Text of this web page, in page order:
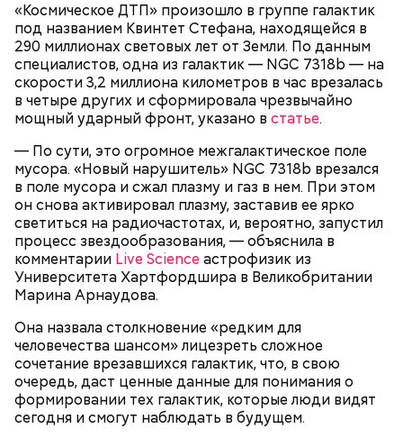
«Космическое ДТП» произошло в группе галактик
под названием Квинтет Стефана, находящейся в
290 миллионах световых лет от Земли. По данным
специалистов, одна из галактик — NGC 7318b — на
скорости 3,2 миллиона километров в час врезалась
в четыре других и сформировала чрезвычайно
мощный ударный фронт, указано в статье.
— По сути, это огромное межгалактическое поле
мусора. «Новый нарушитель» NGC 7318b врезался
в поле мусора и сжал плазму и газ в нем. При этом
он снова активировал плазму, заставив ее ярко
светиться на радиочастотах, и, вероятно, запустил
процесс звездообразования, — объяснила в
комментарии Live Science астрофизик из
Университета Хартфордшира в Великобритании
Марина Арнаудова.
Она назвала столкновение «редким для
человечества шансом» лицезреть сложное
сочетание врезавшихся галактик, что, в свою
очередь, даст ценные данные для понимания о
формировании тех галактик, которые люди видят
сегодня и смогут наблюдать в будущем.
— Хищник чувствует кровь, разведенную в
морской воде в пропорции один к миллиону, —
пояснил собеседник «ВМ».
Он также уточнил, что у человека крайне мало
шансов выжить, если он окажется на пути у акулы.
Ни один метод и способ защиты или обороны в
стрессовой ситуации не помогает, ведь у морского
обитателя больше преимуществ в воде как по
выносливости, так и по силе.
— Таких деревень много, их 95 в заповеднике. Это
вообще отдельный объект исследования, —
заметил он.
— Почему-то все говорят о заговорах, забывая о
том, что проект этот более 70 лет назад был создан
Также специалист отметил, что часы Судного дня
помогают больше людей привлечь к проблемам
глобального потепления, климатических изменений
и природных последствий войн.